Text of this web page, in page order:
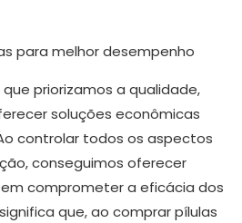
para melhor desempenho
priorizamos a qualidade,
soluções econômicas
controlar todos os aspectos
conseguimos oferecer
comprometer a eficácia dos
que, ao comprar pílulas